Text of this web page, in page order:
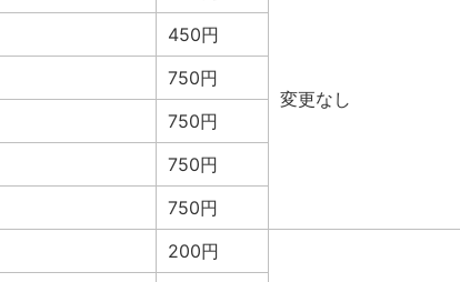
変更なし
450円
750円
750円
750円
750円
200円